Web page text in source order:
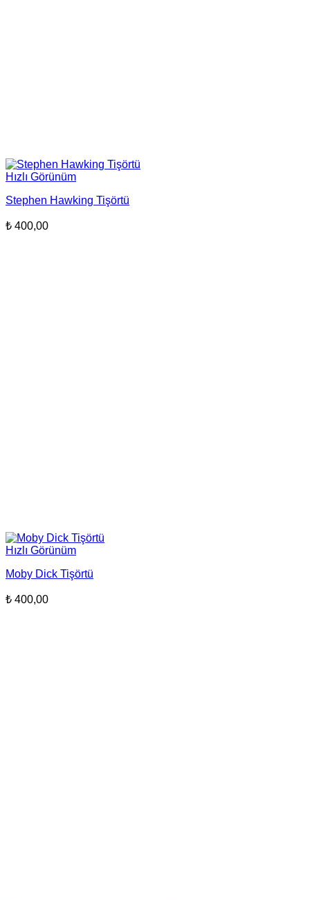
Hızlı Görünüm
Stephen Hawking Tişörtü
₺ 400,00
Hızlı Görünüm
Moby Dick Tişörtü
₺ 400,00